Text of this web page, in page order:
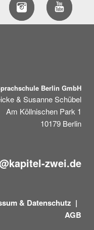
Berlin GmbH
& Susanne Schübel
Am Köllnischen Park 1
10179 Berlin
zwei.de
& Datenschutz |
AGB